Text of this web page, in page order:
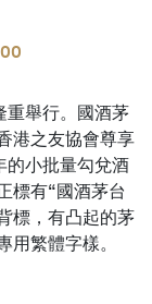
重舉行。國酒茅
港之友協會尊享
的小批量勾兌酒
標有“國酒茅台
標，有凸起的茅
繁體字樣。